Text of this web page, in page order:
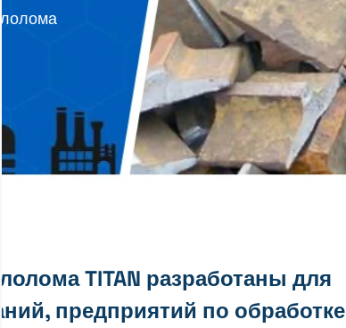
TITAN разработаны для
предприятий по обработке